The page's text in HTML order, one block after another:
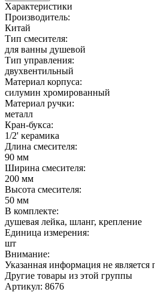
Характеристики
Производитель:
Китай
Тип смесителя:
для ванны душевой
Тип управления:
двухвентильный
Материал корпуса:
силумин хромированный
Материал ручки:
металл
Кран-букса:
1/2' керамика
Длина смесителя:
90 мм
Ширина смесителя:
200 мм
Высота смесителя:
50 мм
В комплекте:
душевая лейка, шланг, крепление
Единица измерения:
шт
Внимание:
Указанная информация не
Другие товары из этой группы
Артикул: 8676